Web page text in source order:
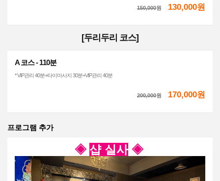
150,000원 130,000원
[두리두리 코스]
A 코스 - 110분
* VIP관리 40분+타이마사지 30분+VIP관리 40분
200,000원 170,000원
프로그램 추가
◈ 샵 실사 ◈